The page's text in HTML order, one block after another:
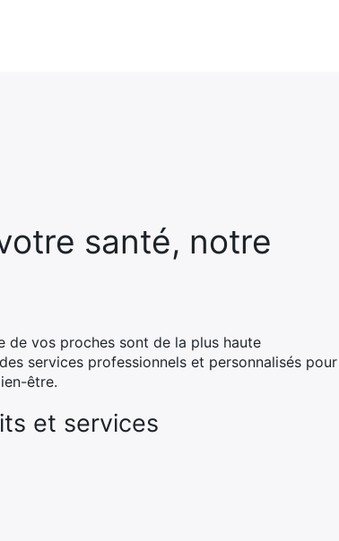
santé, notre
de vos proches sont de la plus haute
services professionnels et personnalisés pour
être.
et services